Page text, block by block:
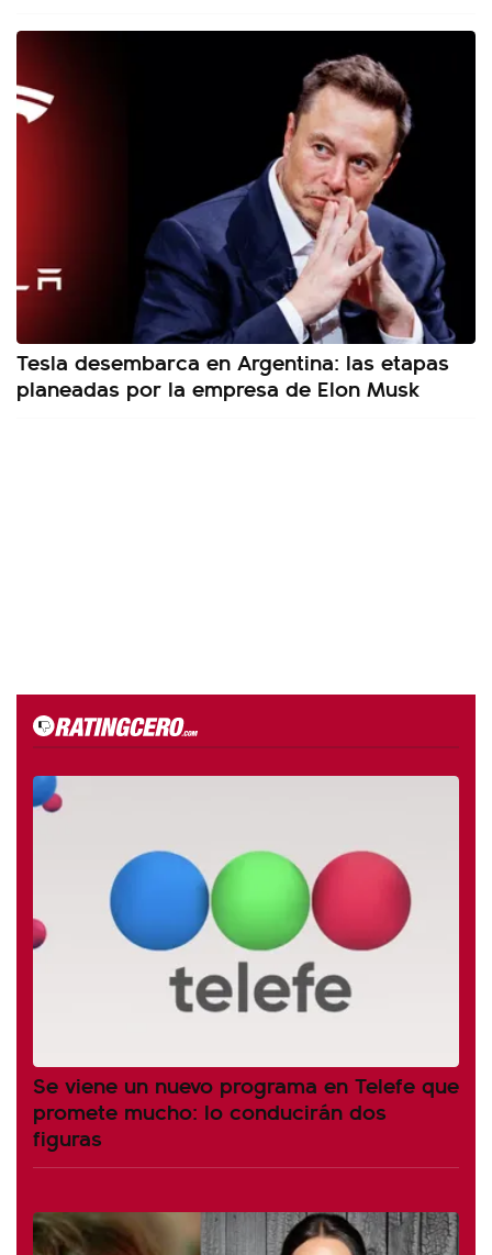
Tesla desembarca en Argentina: las etapas
planeadas por la empresa de Elon Musk
Se viene un nuevo programa en Telefe que
promete mucho: lo conducirán dos
figuras